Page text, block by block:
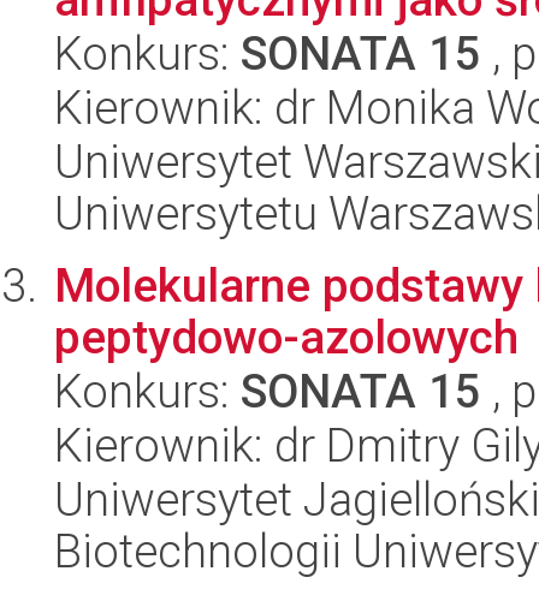
Konkurs: SONATA 15 ,
Kierownik: dr Monika
Uniwersytet
Uniwersytetu
Molekularne
peptydowo-azolowych
Konkurs: SONATA 15 ,
Kierownik: dr Dmitry
Uniwersytet
Biotechnologii